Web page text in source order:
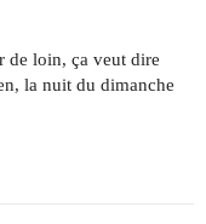
de loin, ça veut dire
la nuit du dimanche